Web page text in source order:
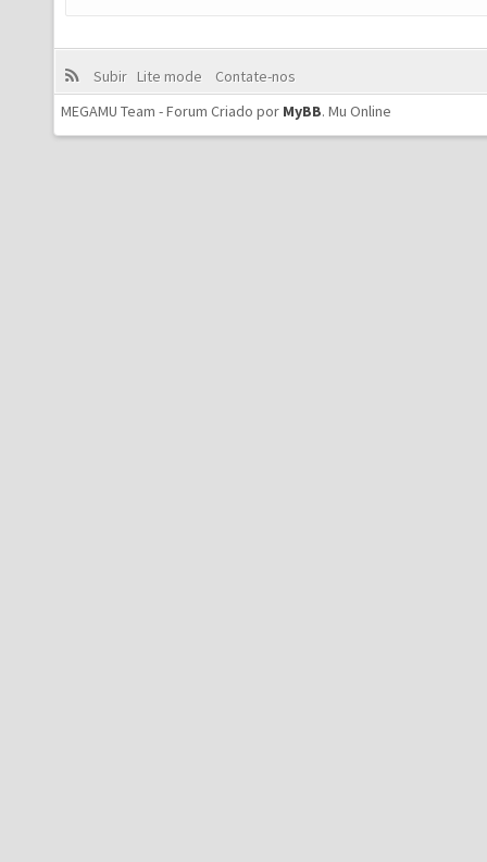
Subir Lite mode
Contate-nos
MEGAMU Team - Forum Criado por MyBB. Mu Online